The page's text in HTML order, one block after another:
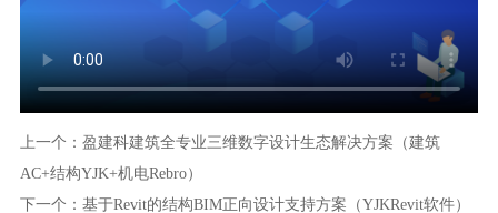
上一个：盈建科建筑全专业三维数字设计生态解决方案（建筑
AC+结构YJK+机电Rebro）
下一个：基于Revit的结构BIM正向设计支持方案（YJKRevit软件）